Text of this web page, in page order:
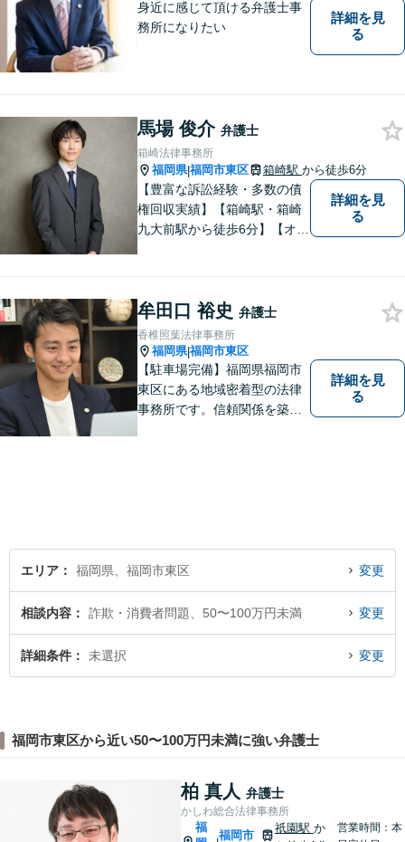
身近に感じて頂ける弁護士事
務所になりたい
詳細を見
る
馬場 俊介 弁護士
箱崎法律事務所
福岡県|福岡市東区 箱崎駅 から徒歩6分
【豊富な訴訟経験・多数の債
権回収実績】【箱崎駅・箱崎
九大前駅から徒歩6分】【オン
ビジネス上の法的課題まで、
各種法律相談、訴訟・債権回
収等のご依頼を承っておりま
す。
詳細を見
る
牟田口 裕史 弁護士
香椎照葉法律事務所
福岡県|福岡市東区
【駐車場完備】福岡県福岡市
東区にある地域密着型の法律
事務所です。信頼関係を築
詳細を見
る
エリア 福岡県、福岡市東区 変更
相談内容 詐欺・消費者問題、50〜100万円未満 変更
詳細条件 未選択 変更
福岡市東区から近い50〜100万円未満に強い弁護士
柏 真人 弁護士
かしわ総合法律事務所
福
福岡市
祇園駅 か
営業時間：本